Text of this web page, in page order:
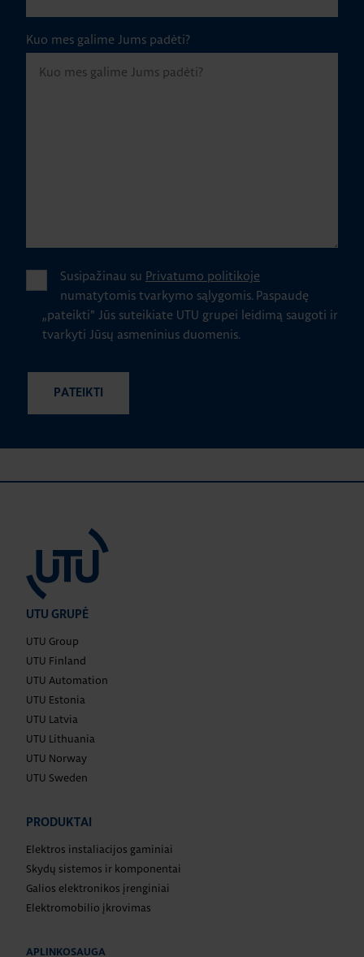
Kuo mes galime Jums padėti?
Susipažinau su Privatumo politikoje
numatytomis tvarkymo sąlygomis. Paspaudę
„pateikti" Jūs suteikiate UTU grupei leidimą saugoti ir
tvarkyti Jūsų asmeninius duomenis.
UTU GRUPĖ
UTU Group
UTU Finland
UTU Automation
UTU Estonia
UTU Latvia
UTU Lithuania
UTU Norway
UTU Sweden
PRODUKTAI
Elektros instaliacijos gaminiai
Skydų sistemos ir komponentai
Galios elektronikos įrenginiai
Elektromobilio įkrovimas
APLINKOSAUGA